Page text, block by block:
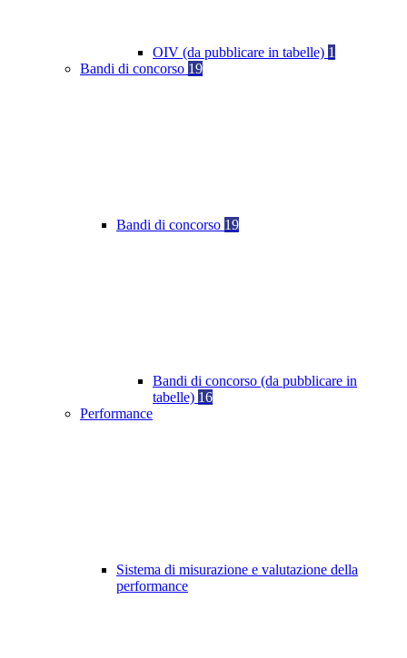
OIV (da pubblicare in tabelle) 1
Bandi di concorso 19
Bandi di concorso 19
Bandi di concorso (da pubblicare in
tabelle) 16
Performance
Sistema di misurazione e valutazione della
performance